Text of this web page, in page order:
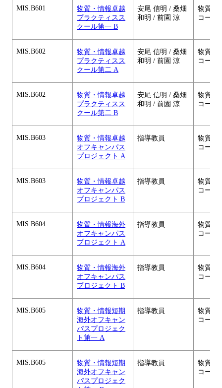
MIS.B601
物質・情報卓越
プラクティスス
クール第一 B
安尾 信明 / 桑畑
和明 / 前園 涼
物質・
コース
MIS.B602
物質・情報卓越
プラクティスス
クール第二 A
安尾 信明 / 桑畑
和明 / 前園 涼
物質・
コース
MIS.B602
物質・情報卓越
プラクティスス
クール第二 B
安尾 信明 / 桑畑
和明 / 前園 涼
物質・
コース
MIS.B603
物質・情報卓越
オフキャンパス
プロジェクト A
指導教員
物質・
コース
MIS.B603
物質・情報卓越
オフキャンパス
プロジェクト B
指導教員
物質・
コース
MIS.B604
物質・情報海外
オフキャンパス
プロジェクト A
指導教員
物質・
コース
MIS.B604
物質・情報海外
オフキャンパス
プロジェクト B
指導教員
物質・
コース
MIS.B605
物質・情報短期
海外オフキャン
パスプロジェク
ト第一 A
指導教員
物質・
コース
MIS.B605
物質・情報短期
海外オフキャン
パスプロジェク
指導教員
物質・
コース